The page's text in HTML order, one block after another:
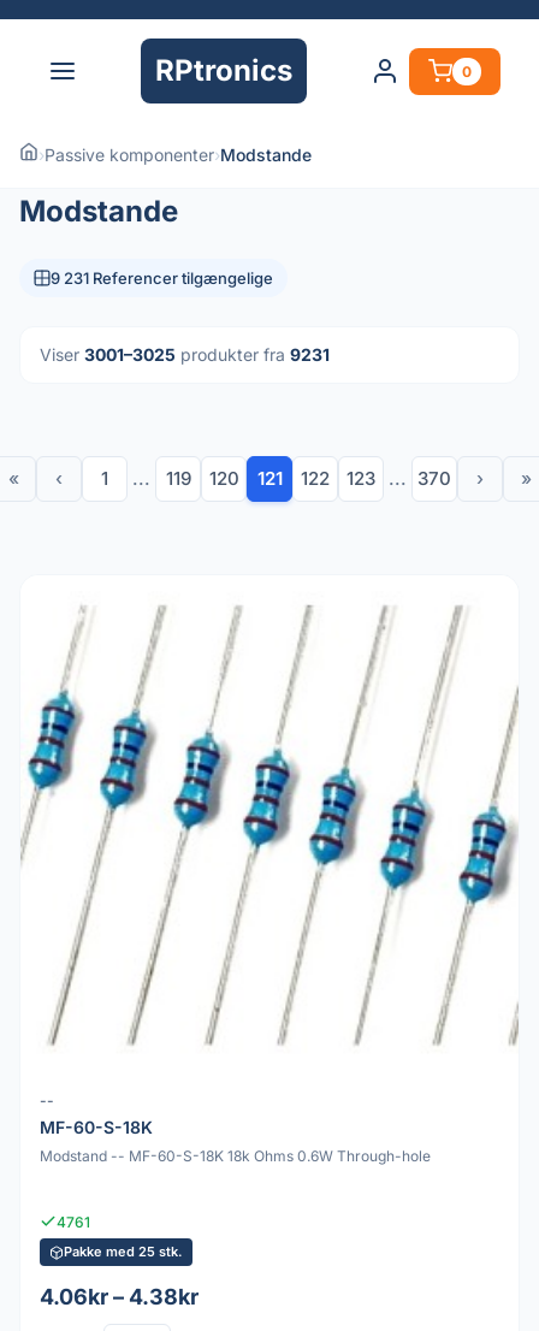
RPtronics 0
›Passive komponenter›Modstande
Modstande
9 231 Referencer tilgængelige
Viser 3001–3025 produkter fra 9231
« ‹ 1 ... 119 120 121 122 123 ... 370 › »
--
MF-60-S-18K
Modstand -- MF-60-S-18K 18k Ohms 0.6W Through-hole
4761
Pakke med 25 stk.
4.06kr – 4.38kr